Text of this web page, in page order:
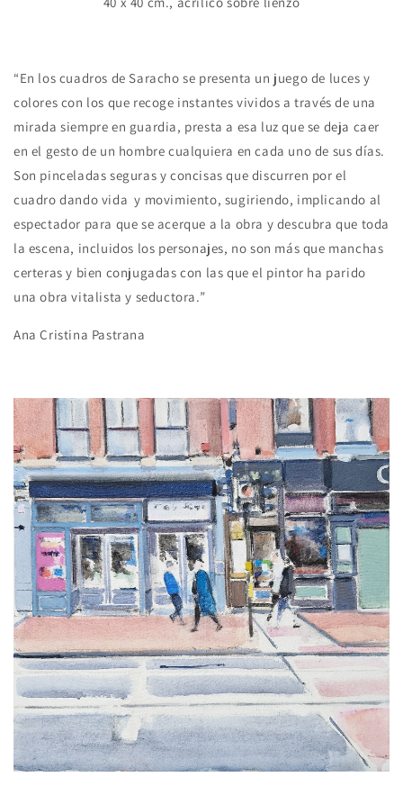
“En los cuadros de Saracho se presenta un juego de luces y
colores con los que recoge instantes vividos a través de una
mirada siempre en guardia, presta a esa luz que se deja caer
en el gesto de un hombre cualquiera en cada uno de sus días.
Son pinceladas seguras y concisas que discurren por el
cuadro dando vida y movimiento, sugiriendo, implicando al
espectador para que se acerque a la obra y descubra que toda
la escena, incluidos los personajes, no son más que manchas
certeras y bien conjugadas con las que el pintor ha parido
una obra vitalista y seductora.”
Ana Cristina Pastrana